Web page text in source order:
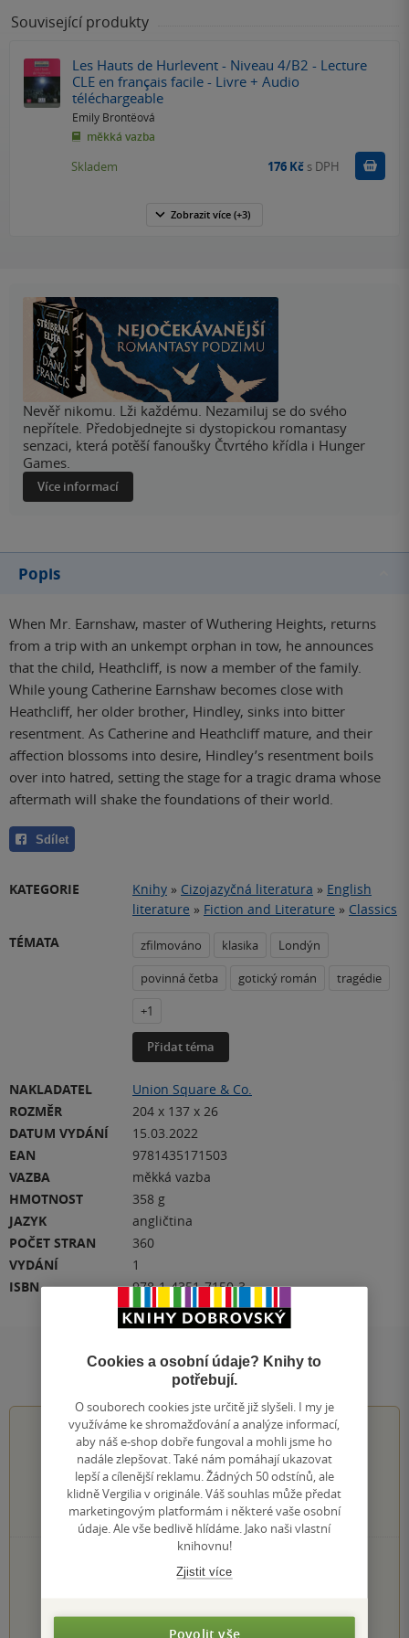
Související produkty
Les Hauts de Hurlevent - Niveau 4/B2 - Lecture
CLE en français facile - Livre + Audio
téléchargeable
Emily Brontëová
měkká vazba
Skladem 176 Kč s DPH
Zobrazit více (+3)
Nevěř nikomu. Lži každému. Nezamiluj se do svého
nepřítele. Předobjednejte si dystopickou romantasy
senzaci, která potěší fanoušky Čtvrtého křídla i Hunger
Games.
Více informací
Popis
When Mr. Earnshaw, master of Wuthering Heights, returns
from a trip with an unkempt orphan in tow, he announces
that the child, Heathcliff, is now a member of the family.
While young Catherine Earnshaw becomes close with
Heathcliff, her older brother, Hindley, sinks into bitter
resentment. As Catherine and Heathcliff mature, and their
affection blossoms into desire, Hindley’s resentment boils
over into hatred, setting the stage for a tragic drama whose
aftermath will shake the foundations of their world.
Sdílet
KATEGORIE Knihy » Cizojazyčná literatura » English
literature » Fiction and Literature » Classics
TÉMATA
zfilmováno klasika
Londýn
povinná četba
gotický román
tragédie
+1
Přidat téma
NAKLADATEL
Union Square & Co.
ROZMĚR
204 x 137 x 26
DATUM VYDÁNÍ
15.03.2022
EAN
9781435171503
VAZBA
měkká vazba
HMOTNOST
358 g
JAZYK
angličtina
POČET STRAN
360
VYDÁNÍ
1
ISBN
978-1-4351-7150-3
Hodnocení a recenze čtenářů
4.2z5
237hodnocení čtenářů
62×
4 hvězdičky
10×
2 hvězdičky
Cookies a osobní údaje? Knihy to
potřebují.
O souborech cookies jste určitě již slyšeli. I my je
využíváme ke shromažďování a analýze informací,
aby náš e-shop dobře fungoval a mohli jsme ho
nadále zlepšovat. Také nám pomáhají ukazovat
lepší a cílenější reklamu. Žádných 50 odstínů, ale
klidně Vergilia v originále. Váš souhlas může předat
marketingovým platformám i některé vaše osobní
údaje. Ale vše bedlivě hlídáme. Jako naši vlastní
knihovnu!
Zjistit více
Povolit vše